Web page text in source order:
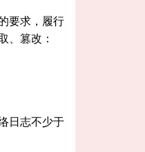
要求，履行
、篡改：
日志不少于